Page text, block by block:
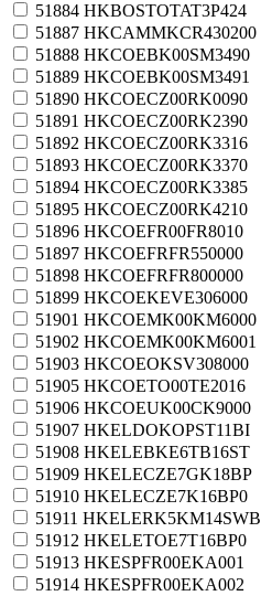
51884 HKBOSTOTAT3P424
51887 HKCAMMKCR430200
51888 HKCOEBK00SM3490
51889 HKCOEBK00SM3491
51890 HKCOECZ00RK0090
51891 HKCOECZ00RK2390
51892 HKCOECZ00RK3316
51893 HKCOECZ00RK3370
51894 HKCOECZ00RK3385
51895 HKCOECZ00RK4210
51896 HKCOEFR00FR8010
51897 HKCOEFRFR550000
51898 HKCOEFRFR800000
51899 HKCOEKEVE306000
51901 HKCOEMK00KM6000
51902 HKCOEMK00KM6001
51903 HKCOEOKSV308000
51905 HKCOETO00TE2016
51906 HKCOEUK00CK9000
51907 HKELDOKOPST11BI
51908 HKELEBKE6TB16ST
51909 HKELECZE7GK18BP
51910 HKELECZE7K16BP0
51911 HKELERK5KM14SWB
51912 HKELETOE7T16BP0
51913 HKESPFR00EKA001
51914 HKESPFR00EKA002